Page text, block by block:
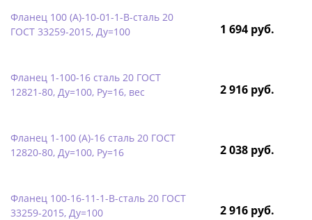
Фланец 100 (А)-10-01-1-B-сталь 20
ГОСТ 33259-2015, Ду=100
1 694 руб.
Фланец 1-100-16 сталь 20 ГОСТ
12821-80, Ду=100, Ру=16, вес
2 916 руб.
Фланец 1-100 (А)-16 сталь 20 ГОСТ
12820-80, Ду=100, Ру=16
2 038 руб.
Фланец 100-16-11-1-B-сталь 20 ГОСТ
33259-2015, Ду=100
2 916 руб.